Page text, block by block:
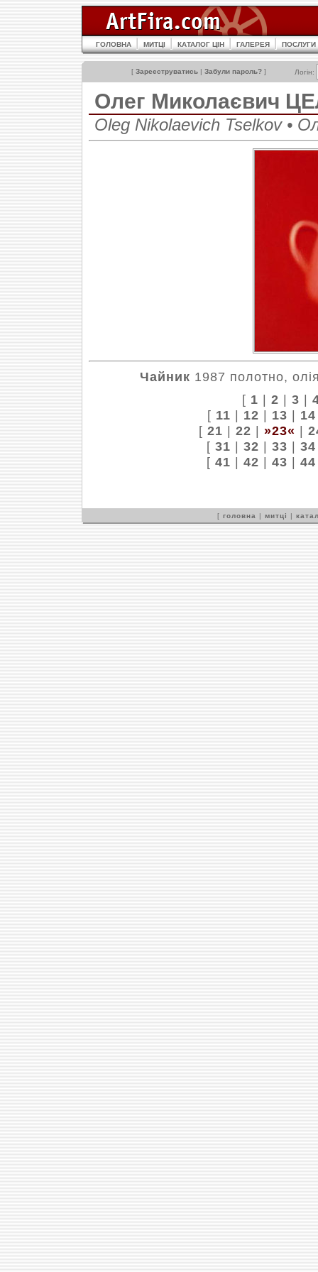
ГОЛОВНА МИТЦІ КАТАЛОГ ЦІН ГАЛЕРЕЯ ПОСЛУГИ
[ Зареєструватись | Забули пароль? ] Логін:
Олег Миколаєвич
Oleg Nikolaevich Tselkov •
Чайник 1987 полотно,
[ 1 | 2 | 3 |
[ 11 | 12 | 13 | 14
[ 21 | 22 | »23« |
[ 31 | 32 | 33 | 34
[ 41 | 42 | 43 | 44
[ головна | митці |